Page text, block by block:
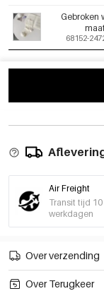
Gebroken
68152-
Air Freight
Transit tijd 10
werkdagen
Over verzending
Over Terugkeer